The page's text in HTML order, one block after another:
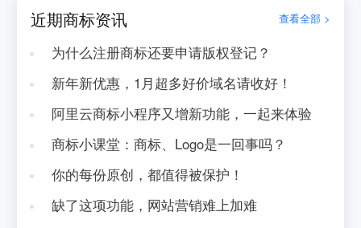
近期商标资讯 查看全部 >
为什么注册商标还要申请版权登记？
新年新优惠，1月超多好价域名请收好！
阿里云商标小程序又增新功能，一起来体验
商标小课堂：商标、Logo是一回事吗？
你的每份原创，都值得被保护！
缺了这项功能，网站营销难上加难